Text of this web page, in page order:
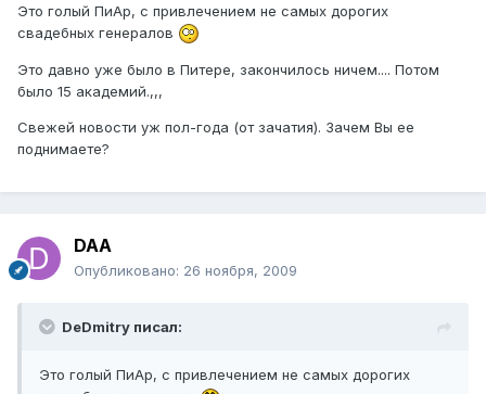
Это голый ПиАр, с привлечением не самых дорогих
свадебных генералов
Это давно уже было в Питере, закончилось ничем.... Потом
было 15 академий.,,,
Свежей новости уж пол-года (от зачатия). Зачем Вы ее
поднимаете?
DAA
Опубликовано: 26 ноября, 2009
DeDmitry писал:
Это голый ПиАр, с привлечением не самых дорогих